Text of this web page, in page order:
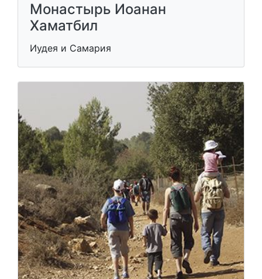
Монастырь Иоанан
Хаматбил
Иудея и Самария